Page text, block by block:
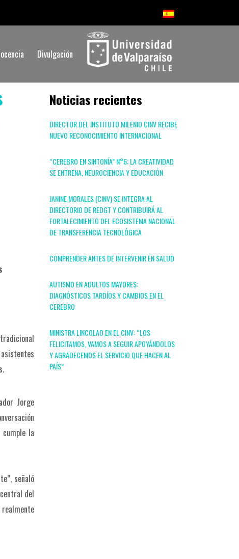
Divulgación
Jorge
la
señaló
del
Noticias recientes
DIRECTOR DEL INSTITUTO MILENIO CINV RECIBE
NUEVO RECONOCIMIENTO INTERNACIONAL
“CEREBRO EN SINTONÍA” N°6: LA CREATIVIDAD
SE ENTRENA, NEUROCIENCIA Y EDUCACIÓN
JANINE MORALES (CINV) SE INTEGRA AL
DIRECTORIO DE REDGT Y CONTRIBUIRÁ AL
FORTALECIMIENTO DEL ECOSISTEMA NACIONAL
DE TRANSFERENCIA TECNOLÓGICA
COMPRENDER ANTES DE INTERVENIR EN SALUD
AUTISMO EN ADULTOS MAYORES:
DIAGNÓSTICOS TARDÍOS Y CAMBIOS EN EL
CEREBRO
MINISTRA LINCOLAO EN EL CINV: “LOS
FELICITAMOS, VAMOS A SEGUIR APOYÁNDOLOS
Y AGRADECEMOS EL SERVICIO QUE HACEN AL
PAÍS”